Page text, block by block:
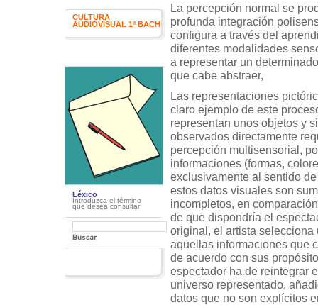
CULTURA
AUDIOVISUAL 1º BACH
Léxico
Introduzca el término
que desea consultar
La percepción normal se
profunda integración
configura a través del
diferentes modalidades
a representar un
que cabe abstraer,
Las representaciones
claro ejemplo de este
representan unos objetos y
observados directamente
percepción multisensorial,
informaciones (formas,
exclusivamente al sentido
estos datos visuales son
incompletos, en
de que dispondría el
original, el artista selecciona
aquellas informaciones que
de acuerdo con sus
espectador ha de reintegrar
universo representado,
datos que no son explícitos